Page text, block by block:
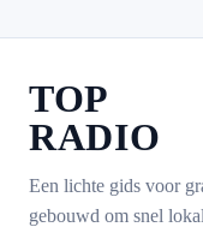
TOP
RADIO
Een lichte gids voor
gebouwd om snel